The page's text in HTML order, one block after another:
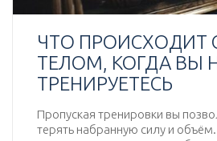
ЧТО ПРОИСХОДИТ
ТЕЛОМ, КОГДА ВЫ
ТРЕНИРУЕТЕСЬ
Пропуская тренировки вы
терять набранную силу и